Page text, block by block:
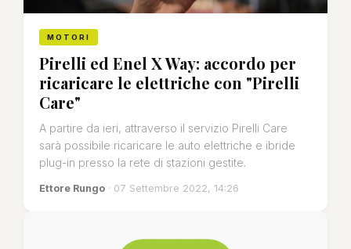
MOTORI
Pirelli ed Enel X Way: accordo per
ricaricare le elettriche con "Pirelli
Care"
A partire da ieri, attraverso il servizio Pirelli Care
sarà possibile ricaricare le auto elettriche e ibride
plug-in presso la rete di stazioni gestite.
Ettore Rungo · 07 Settembre 2022, 14:26